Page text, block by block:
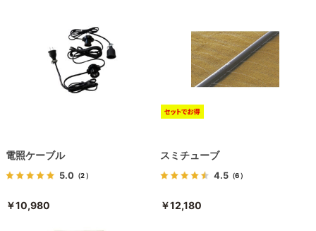
電照ケーブル
5.0 （2）
￥10,980
スミチューブ
4.5（6）
￥12,180